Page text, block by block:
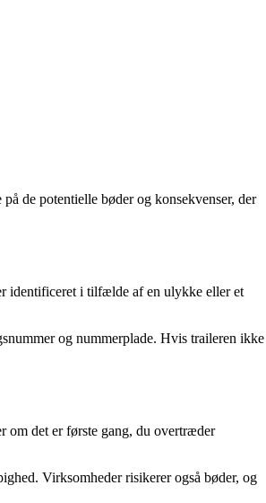
de potentielle bøder og konsekvenser, der
identificeret i tilfælde af en ulykke eller et
og nummerplade. Hvis traileren ikke
om det er første gang, du overtræder
Virksomheder risikerer også bøder, og